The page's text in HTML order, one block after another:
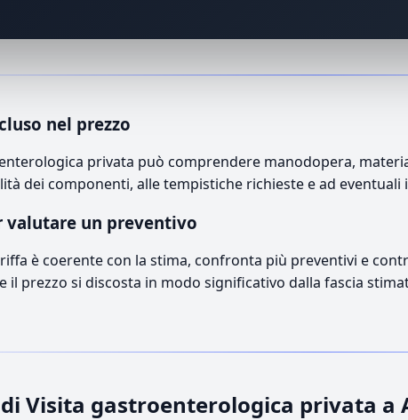
nel prezzo
privata può comprendere manodopera,
dei componenti, alle tempistiche richieste e ad
valutare un preventivo
è coerente con la stima, confronta più preventivi e
il prezzo si discosta in modo significativo dalla fascia
Visita gastroenterologica privata a